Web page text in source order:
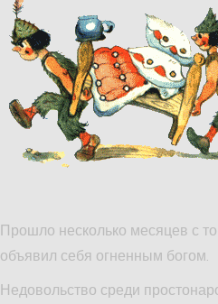
Прошло несколько месяцев с
объявил себя огненным богом.
Недовольство среди